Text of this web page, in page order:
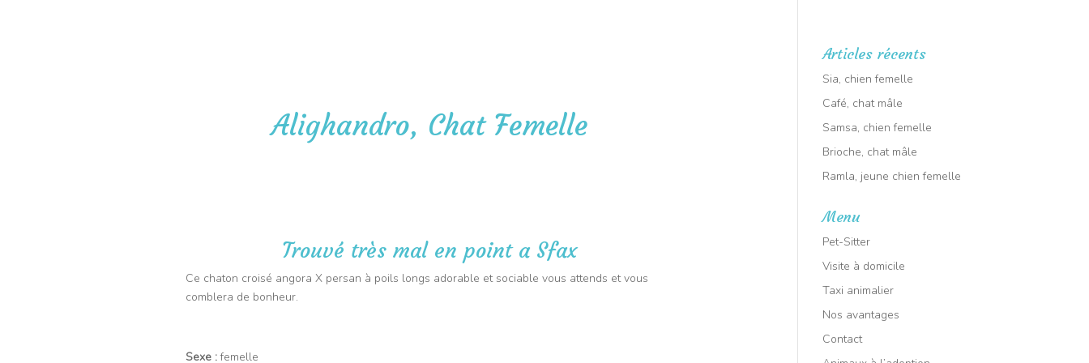
Alighandro, Chat Femelle
Trouvé très mal en point a Sfax
Ce chaton croisé angora X persan à poils longs adorable et sociable vous attends et vous
comblera de bonheur.
Sexe :femelle
Articles récents
Sia, chien femelle
Café, chat mâle
Samsa, chien femelle
Brioche, chat mâle
Ramla, jeune chien femelle
Menu
Pet-Sitter
Visite à domicile
Taxi animalier
Nos avantages
Contact